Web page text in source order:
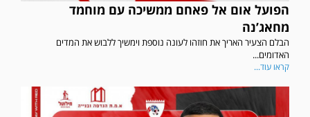
הפועל אום אל פאחם ממשיכה עם מוחמד
מחאג’נה
הבלם הצעיר האריך את חוזהו לעונה נוספת וימשיך ללבוש את המדים
האדומים...
קראו עוד...